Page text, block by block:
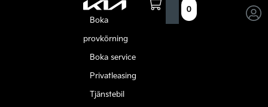
Boka
provkörning
Boka service
Privatleasing
Tjänstebil
0